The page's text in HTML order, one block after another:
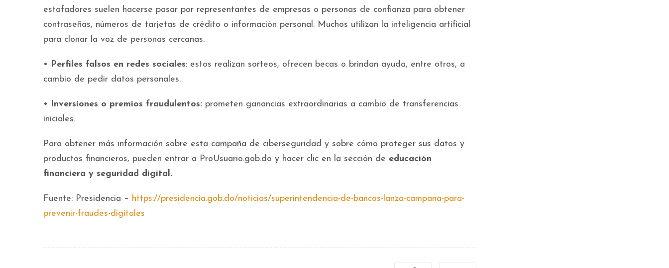
estafadores suelen hacerse pasar por representantes de empresas o personas de confianza para obtener
contraseñas, números de tarjetas de crédito o información personal. Muchos utilizan la inteligencia artificial
para clonar la voz de personas cercanas.
• Perfiles falsos en redes sociales: estos realizan sorteos, ofrecen becas o brindan ayuda, entre otros, a
cambio de pedir datos personales.
• Inversiones o premios fraudulentos: prometen ganancias extraordinarias a cambio de transferencias
iniciales.
Para obtener más información sobre esta campaña de ciberseguridad y sobre cómo proteger sus datos y
productos financieros, pueden entrar a ProUsuario.gob.do y hacer clic en la sección de educación
financiera y seguridad digital.
Fuente: Presidencia – https://presidencia.gob.do/noticias/superintendencia-de-bancos-lanza-campana-para-
prevenir-fraudes-digitales